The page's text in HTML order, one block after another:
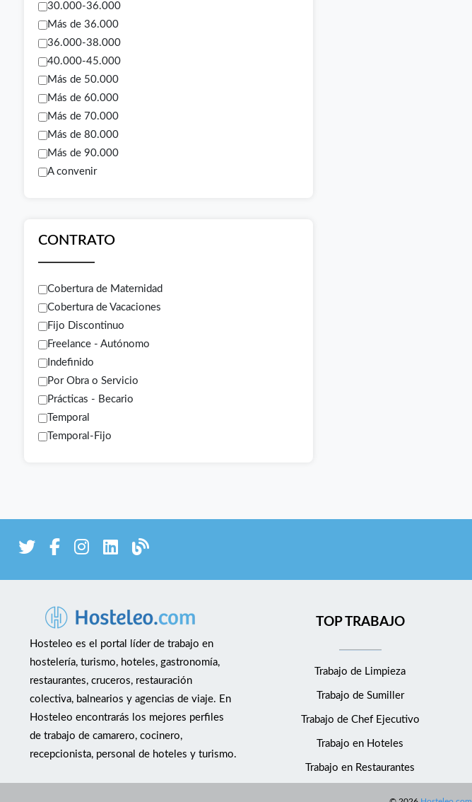
30.000-36.000
Más de 36.000
36.000-38.000
40.000-45.000
Más de 50.000
Más de 60.000
Más de 70.000
Más de 80.000
Más de 90.000
A convenir
CONTRATO
Cobertura de Maternidad
Cobertura de Vacaciones
Fijo Discontinuo
Freelance - Autónomo
Indefinido
Por Obra o Servicio
Prácticas - Becario
Temporal
Temporal-Fijo
Hosteleo es el portal líder de trabajo en
hostelería, turismo, hoteles, gastronomía,
restaurantes, cruceros, restauración
colectiva, balnearios y agencias de viaje. En
Hosteleo encontrarás los mejores perfiles
de trabajo de camarero, cocinero,
recepcionista, personal de hoteles y turismo.
TOP TRABAJO
Trabajo de Limpieza
Trabajo de Sumiller
Trabajo de Chef Ejecutivo
Trabajo en Hoteles
Trabajo en Restaurantes